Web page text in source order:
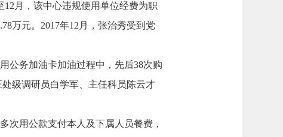
月，该中心违规使用单位经费为职
万元。2017年12月，张治秀受到党
公务加油卡加油过程中，先后38次购
级调研员白学军、主任科员陈云才
次用公款支付本人及下属人员餐费，